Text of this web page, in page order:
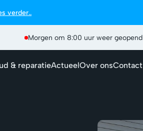
verder..
Morgen om 8:00 uur weer geopend
& reparatieActueelOver onsContact